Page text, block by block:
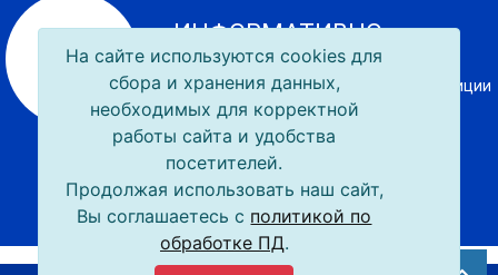
ИНФОРМАТИВНО
ОБШИРНЫЙ КАТАЛОГ ТОВАРОВ и
подробная информация о каждой позиции
На сайте используются cookies для
сбора и хранения данных,
необходимых для корректной
работы сайта и удобства
посетителей.
Продолжая использовать наш сайт,
Вы соглашаетесь с политикой по
обработке ПД.